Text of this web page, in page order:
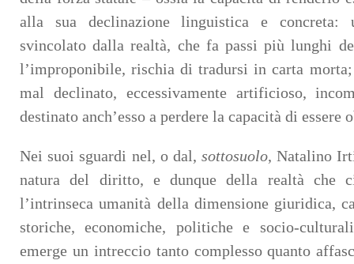
alla sua declinazione linguistica e
svincolato dalla realtà, che fa passi più lunghi
l’improponibile, rischia di tradursi in carta
mal declinato, eccessivamente artificioso,
destinato anch’esso a perdere la capacità di essere
Nei suoi sguardi nel, o dal,sottosuolo, Natalino
natura del diritto, e dunque della realtà che
l’intrinseca umanità della dimensione giuridica,
storiche, economiche, politiche e socio-
emerge un intreccio tanto complesso quanto